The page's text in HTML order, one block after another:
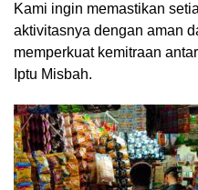
Kami ingin memastikan
aktivitasnya dengan aman
memperkuat kemitraan
Iptu Misbah.